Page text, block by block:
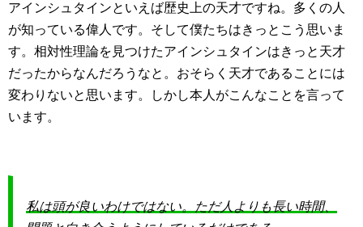
アインシュタインといえば歴史上の天才ですね。多くの人
が知っている偉人です。そして僕たちはきっとこう思いま
す。相対性理論を見つけたアインシュタインはきっと天才
だったからなんだろうなと。おそらく天才であることには
変わりないと思います。しかし本人がこんなことを言って
います。
私は頭が良いわけではない。ただ人よりも長い時間、